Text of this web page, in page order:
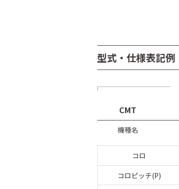
型式・仕様表記例
CMT
機種名
コロ
コロピッチ(P)